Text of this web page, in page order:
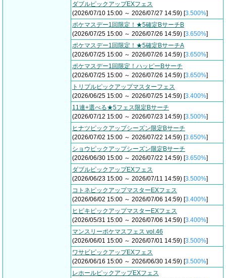
ダブルピックアップEXフェス
(2026/07/10 15:00 ～ 2026/07/27 14:59) [3.500%]
ポケマスデー1回限定！★5確定BサーチB
(2026/07/25 15:00 ～ 2026/07/26 14:59) [3.650%]
ポケマスデー1回限定！★5確定BサーチA
(2026/07/25 15:00 ～ 2026/07/26 14:59) [3.650%]
ポケマスデー1回限定！ハッピーBサーチ
(2026/07/25 15:00 ～ 2026/07/26 14:59) [3.650%]
トリプルピックアップマスターフェス
(2026/06/25 15:00 ～ 2026/07/25 14:59) [3.400%]
11連+選べる★5フェス限定Bサーチ
(2026/07/12 15:00 ～ 2026/07/23 14:59) [3.500%]
ヒナツピックアップシーズン限定Bサーチ
(2026/07/02 15:00 ～ 2026/07/22 14:59) [3.650%]
ショウピックアップシーズン限定Bサーチ
(2026/06/30 15:00 ～ 2026/07/22 14:59) [3.650%]
ダブルピックアップEXフェス
(2026/06/23 15:00 ～ 2026/07/11 14:59) [3.500%]
コトネピックアップマスターEXフェス
(2026/06/02 15:00 ～ 2026/07/06 14:59) [3.400%]
ヒビキピックアップマスターEXフェス
(2026/05/31 15:00 ～ 2026/07/06 14:59) [3.400%]
マンスリーポケマスフェス vol.46
(2026/06/01 15:00 ～ 2026/07/01 14:59) [3.500%]
ワサビピックアップEXフェス
(2026/06/16 15:00 ～ 2026/06/30 14:59) [3.500%]
レホールピックアップEXフェス